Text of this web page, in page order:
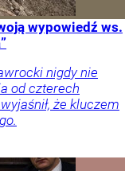
wypowiedź ws.
nigdy nie
od czterech
że kluczem